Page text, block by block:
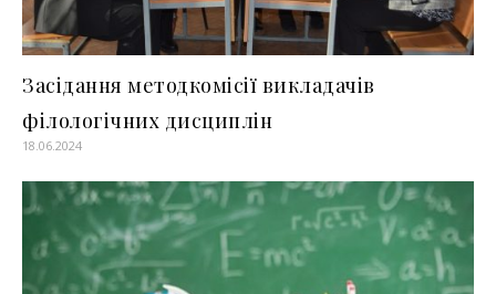
Засідання методкомісії викладачів
філологічних дисциплін
18.06.2024